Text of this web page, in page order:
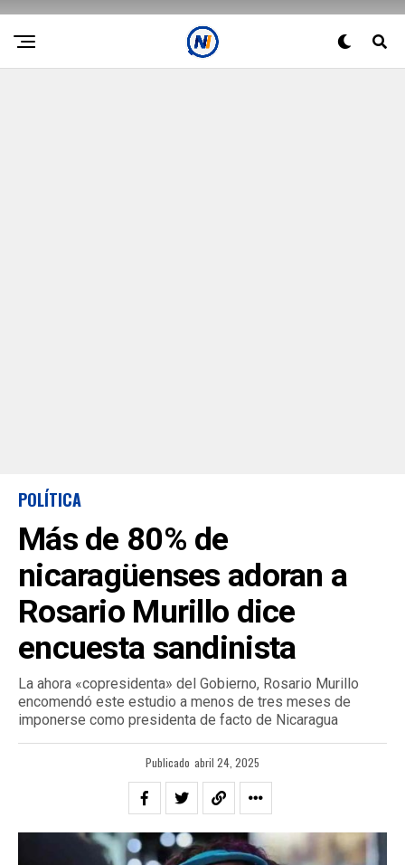
POLÍTICA
Más de 80% de
nicaragüenses adoran a
Rosario Murillo dice
encuesta sandinista
La ahora «copresidenta» del Gobierno, Rosario Murillo
encomendó este estudio a menos de tres meses de
imponerse como presidenta de facto de Nicaragua
Publicado abril 24, 2025